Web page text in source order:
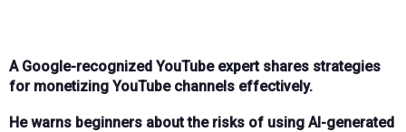
A Google-recognized YouTube expert shares strategies
for monetizing YouTube channels effectively.
He warns beginners about the risks of using AI-generated